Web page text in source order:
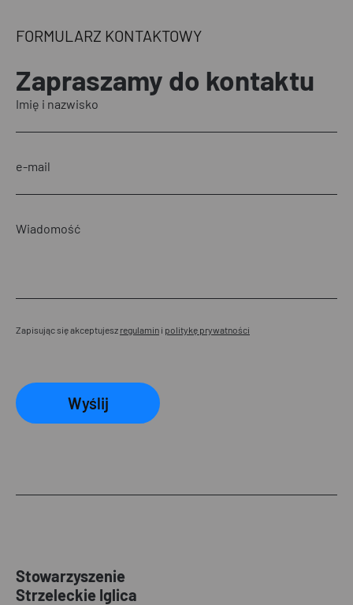
FORMULARZ KONTAKTOWY
Zapraszamy do kontaktu
Zapisując się akceptujesz regulamin i politykę prywatności
Wyślij
Stowarzyszenie
Strzeleckie Iglica